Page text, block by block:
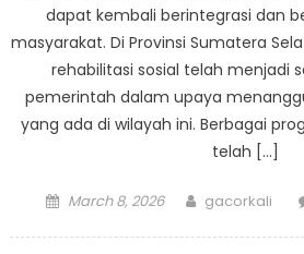
dapat kembali berintegrasi dan
masyarakat. Di Provinsi Sumatera
rehabilitasi sosial telah menjadi
pemerintah dalam upaya
yang ada di wilayah ini. Berbagai
telah […]
Posted
March 8, 2026 Author
gacorkali